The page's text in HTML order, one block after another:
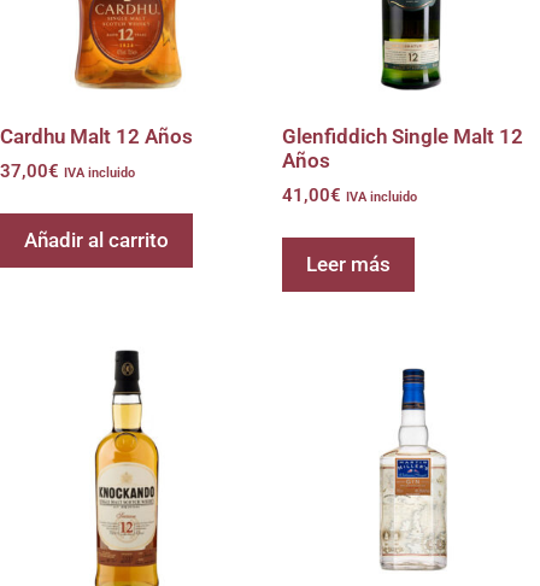
Cardhu Malt 12 Años
37,00€ IVA incluido
Añadir al carrito
Glenfiddich Single Malt 12
Años
41,00€ IVA incluido
Leer más